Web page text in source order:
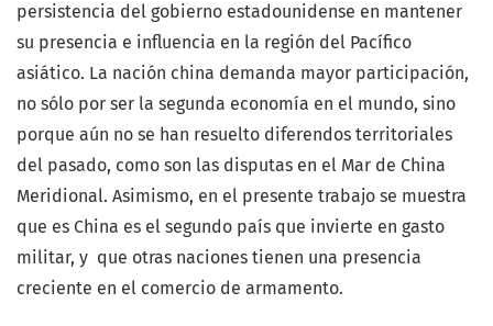
persistencia del gobierno estadounidense en mantener
su presencia e influencia en la región del Pacífico
asiático. La nación china demanda mayor participación,
no sólo por ser la segunda economía en el mundo, sino
porque aún no se han resuelto diferendos territoriales
del pasado, como son las disputas en el Mar de China
Meridional. Asimismo, en el presente trabajo se muestra
que es China es el segundo país que invierte en gasto
militar, y que otras naciones tienen una presencia
creciente en el comercio de armamento.